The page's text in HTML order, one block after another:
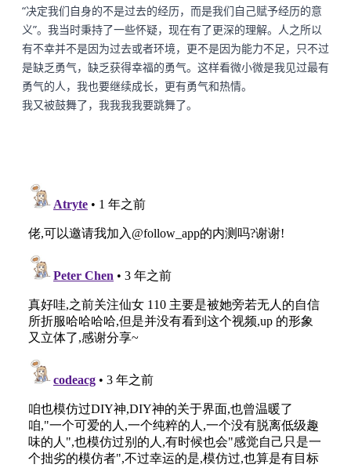
“决定我们自身的不是过去的经历，而是我们自己赋予经历的意
义”。我当时秉持了一些怀疑，现在有了更深的理解。人之所以
有不幸并不是因为过去或者环境，更不是因为能力不足，只不过
是缺乏勇气，缺乏获得幸福的勇气。这样看微小微是我见过最有
勇气的人，我也要继续成长，更有勇气和热情。
我又被鼓舞了，我我我我要跳舞了。